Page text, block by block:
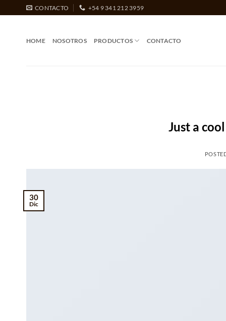
al
CONTACTO +54 9 341 212 3959
HOME NOSOTROS PRODUCTOS CONTACTO
Just a
30
Dic